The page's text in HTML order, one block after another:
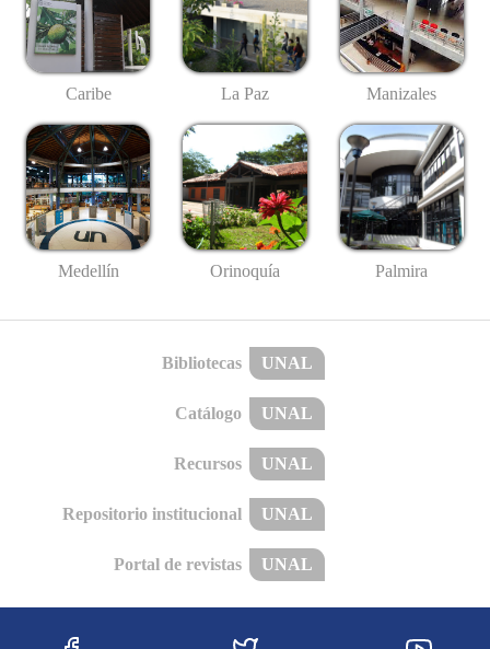
Caribe La Paz Manizales
Medellín Orinoquía Palmira
Bibliotecas UNAL
Catálogo UNAL
Recursos UNAL
Repositorio institucional UNAL
Portal de revistas UNAL